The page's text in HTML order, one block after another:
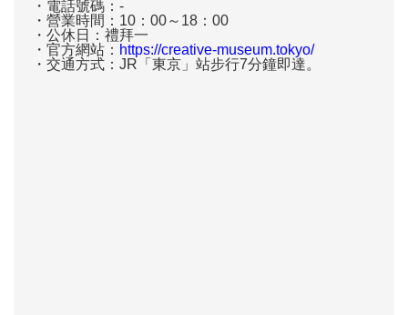
・電話號碼：-
・營業時間：10：00～18：00
・公休日：禮拜一
・官方網站： https://creative-museum.tokyo/
・交通方式：JR「東京」站步行7分鐘即達。